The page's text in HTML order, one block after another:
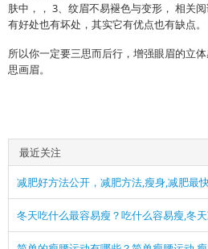
肤中，， 3、纹眉不易褪色与变形， 相关
有好处也有坏处，其实它有优点也有缺点。
所以你一定要三思而后行，增强眼眉的立
思画眉。
最近关注
减肥好方法公开，减肥方法,瘦身,减肥最
冬天吃什么最容易瘦？吃什么容易瘦,冬